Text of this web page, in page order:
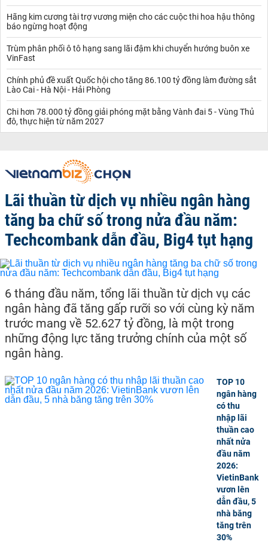
Hãng kim cương tài trợ vương miện cho các cuộc thi hoa hậu thông
báo ngừng hoạt động
Trùm phân phối ô tô hạng sang lãi đậm khi chuyển hướng buôn xe
VinFast
Chính phủ đề xuất Quốc hội cho tăng 86.100 tỷ đồng làm đường sắt
Lào Cai - Hà Nội - Hải Phòng
Chi hơn 78.000 tỷ đồng giải phóng mặt bằng Vành đai 5 - Vùng Thủ
đô, thực hiện từ năm 2027
Lãi thuần từ dịch vụ nhiều ngân hàng
tăng ba chữ số trong nửa đầu năm:
Techcombank dẫn đầu, Big4 tụt hạng
6 tháng đầu năm, tổng lãi thuần từ dịch vụ các
ngân hàng đã tăng gấp rưỡi so với cùng kỳ năm
trước mang về 52.627 tỷ đồng, là một trong
những động lực tăng trưởng chính của một số
ngân hàng.
TOP 10
ngân hàng
có thu
nhập lãi
thuần cao
nhất nửa
đầu năm
2026:
VietinBank
vươn lên
dẫn đầu, 5
nhà băng
tăng trên
30%